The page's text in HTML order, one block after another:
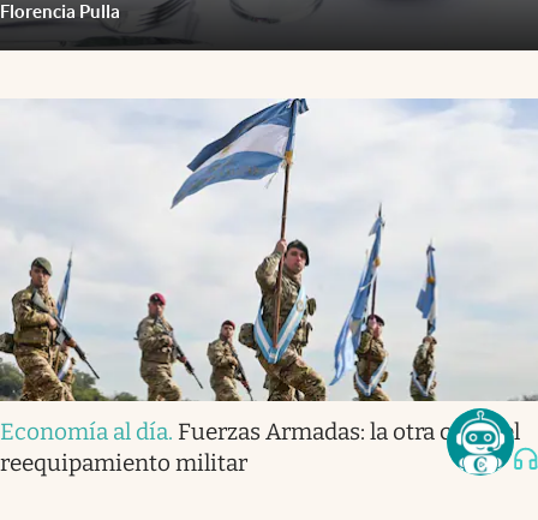
Florencia Pulla
Economía al día. Fuerzas Armadas: la otra cara del
reequipamiento militar